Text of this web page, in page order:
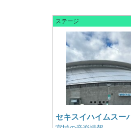
ステージ
セキスイハイムスー
メインアリーナ